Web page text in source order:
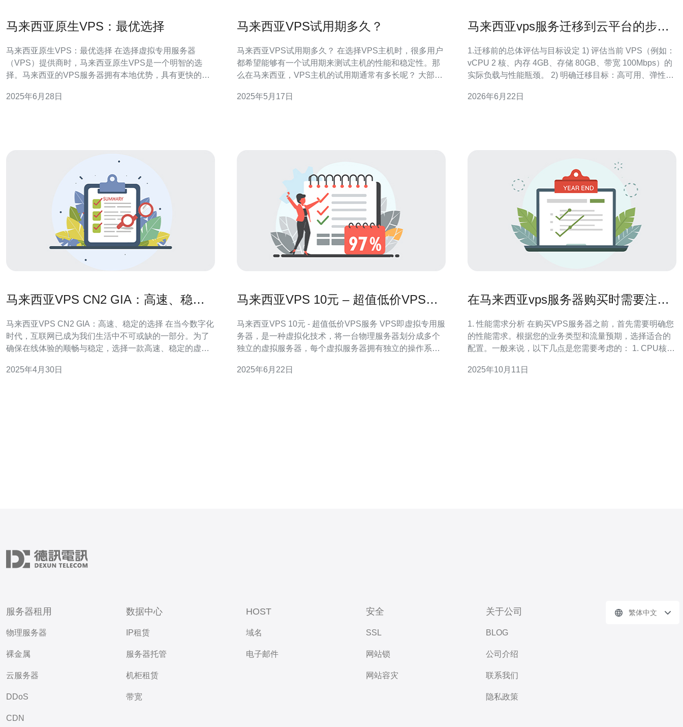
马来西亚原生VPS：最优选择
马来西亚原生VPS：最优选择 在选择虚拟专用服务器
（VPS）提供商时，马来西亚原生VPS是一个明智的选
择。马来西亚的VPS服务器拥有本地优势，具有更快的响
2025年6月28日
马来西亚VPS试用期多久？
马来西亚VPS试用期多久？ 在选择VPS主机时，很多用户
都希望能够有一个试用期来测试主机的性能和稳定性。那
么在马来西亚，VPS主机的试用期通常有多长呢？ 大部分
足够用户测试主机的速度、稳定性以及与其他服务商的比
2025年5月17日
马来西亚vps服务迁移到云平台的步骤
1.迁移前的总体评估与目标设定 1) 评估当前 VPS（例如：
vCPU 2 核、内存 4GB、存储 80GB、带宽 100Mbps）的
实际负载与性能瓶颈。 2) 明确迁移目标：高可用、弹性伸
Lumpur 或阿里云马来西亚区）。 3) 列出依赖项：域名、
2026年6月22日
马来西亚VPS CN2 GIA：高速、稳定
马来西亚VPS CN2 GIA：高速、稳定的选择 在当今数字化
时代，互联网已成为我们生活中不可或缺的一部分。为了
确保在线体验的顺畅与稳定，选择一款高速、稳定的虚拟
2025年4月30日
马来西亚VPS 10元 – 超值低价VPS服
马来西亚VPS 10元 - 超值低价VPS服务 VPS即虚拟专用服
务器，是一种虚拟化技术，将一台物理服务器划分成多个
独立的虚拟服务器，每个虚拟服务器拥有独立的操作系统
VPS拥有稳定的网络环境和高性能的硬件设施，适合在亚
2025年6月22日
在马来西亚vps服务器购买时需要注意
1. 性能需求分析 在购买VPS服务器之前，首先需要明确您
的性能需求。根据您的业务类型和流量预期，选择适合的
配置。一般来说，以下几点是您需要考虑的： 1. CPU核心
CPU。 2. 内存大小：内存越大，服务器处理能力越强，一
2025年10月11日
服务器租用
物理服务器
裸金属
云服务器
DDoS
CDN
数据中心
IP租赁
服务器托管
机柜租赁
带宽
HOST
域名
电子邮件
安全
SSL
网站锁
网站容灾
关于公司
BLOG
公司介绍
联系我们
隐私政策
繁体中文